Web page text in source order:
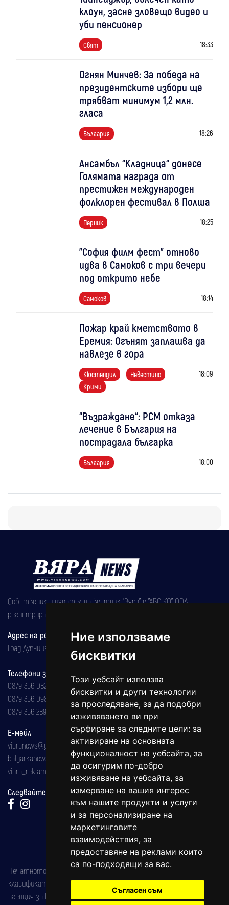
Ние използваме
бисквитки
Този уебсайт използва
бисквитки и други технологии
за проследяване, за да подобри
изживяването ви при
сърфиране за следните цели: за
активиране на основната
функционалност на уебсайта, за
да осигурим по-добро
изживяване на уебсайта, за
измерване на вашия интерес
към нашите продукти и услуги
и за персонализиране на
маркетинговите
взаимодействия, за
предоставяне на реклами които
са по-подходящи за вас.
Съгласен съм
клоун, засне зловещо видео и
уби пенсионер
Свят 18:33
Огнян Минчев: За победа на
президентските избори ще
трябват минимум 1,2 млн.
гласа
България 18:26
Ансамбъл “Кладница“ донесе
Голямата награда от
престижен международен
фолклорен фестивал в Полша
Перник 18:25
"София филм фест" отново
идва в Самоков с три вечери
под открито небе
Самоков 18:14
Пожар край кметството в
Еремия: Огънят заплашва да
навлезе в гора
Кюстендил
Невестино
Крими
18:09
“Възраждане“: РСМ отказа
лечение в България на
пострадала българка
България 18:00
Собственик и издател на вестник "Вяра" е "АВС КО" ООД,
регистрирана на 08.05.2002 година.
Адрес на редакцията
Град Дупница, ул.''Христо Ботев" 43
Телефони за реклама и абонаменти
0879 356 082
0879 356 098
0879 356 289
Е-мейл
viaranews@gmail.com
balgarkanews@gmail.com
viara_reklama@mail.bg
Следвайте ни:
Печатното издание на вестника е регистрирано в националния
класификатор на печатните издания (Българска национална
агенция за ISSN) под номер: ISSN 1312-4722.